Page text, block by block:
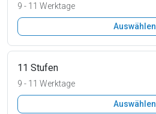
9 - 11 Werktage
Auswählen
11 Stufen
9 - 11 Werktage
Auswählen